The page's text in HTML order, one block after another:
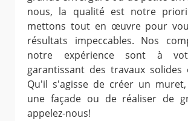
nous, la qualité est notre
mettons tout en œuvre pour
résultats impeccables. Nos
notre expérience sont à
garantissant des travaux solides
Qu'il s'agisse de créer un
une façade ou de réaliser de
appelez-nous!